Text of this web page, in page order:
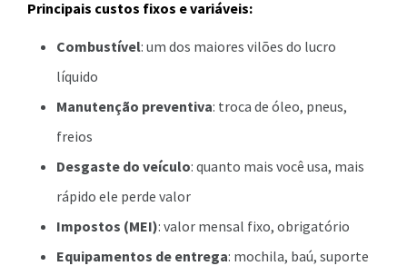
Principais custos fixos e variáveis:
Combustível: um dos maiores vilões do lucro
líquido
Manutenção preventiva: troca de óleo, pneus,
freios
Desgaste do veículo: quanto mais você usa, mais
rápido ele perde valor
Impostos (MEI): valor mensal fixo, obrigatório
Equipamentos de entrega: mochila, baú, suporte